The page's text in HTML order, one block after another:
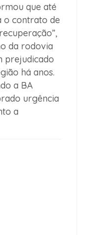
que até
o contrato de
da rodovia
prejudicado
há anos.
a BA
urgência
a